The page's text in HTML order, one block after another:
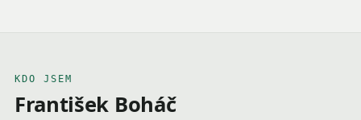
KDO JSEM
František Boháč